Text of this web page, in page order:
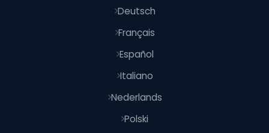
Deutsch
Français
Español
Italiano
Nederlands
Polski